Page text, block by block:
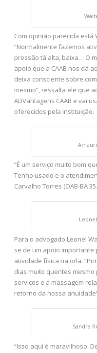
Com opinião parecida está
“Normalmente fazemos
pressão tá alta, baixa… O
apoio que a CAAB nos dá
deixa consciente sobre
mesmo”, ressalta ele que
ADVantagens CAAB e vai
oferecidos pela instituição.
“É um serviço muito bom
Tenho usado e o
Carvalho Torres (OAB-BA
Para o advogado Leonel
se de um apoio
atividade física na orla.
dias muito quentes
serviços e a massagem
retorno da nossa
Sandra
“Isso aqui é maravilhoso.